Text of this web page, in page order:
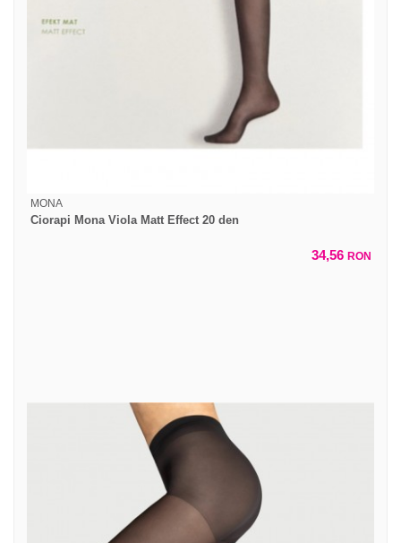
MONA
Ciorapi Mona Viola Matt Effect 20 den
34,56 RON